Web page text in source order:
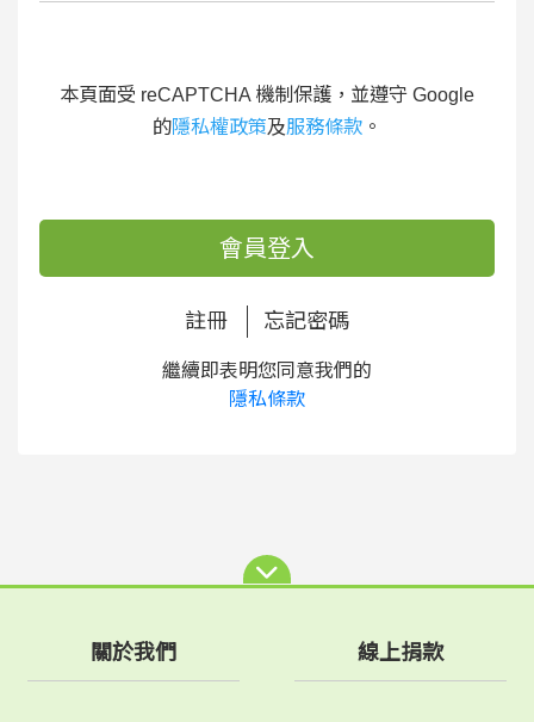
本頁面受 reCAPTCHA 機制保護，並遵守 Google
的隱私權政策及服務條款 。
會員登入
註冊 忘記密碼
繼續即表明您同意我們的
隱私條款
關於我們 線上捐款